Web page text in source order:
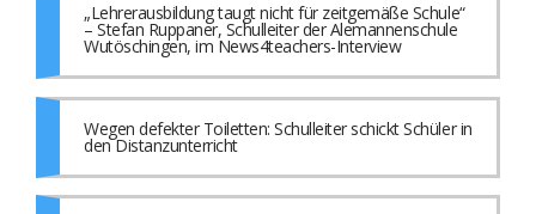
„Lehrerausbildung taugt nicht für zeitgemäße Schule“
– Stefan Ruppaner, Schulleiter der Alemannenschule
Wutöschingen, im News4teachers-Interview
Wegen defekter Toiletten: Schulleiter schickt Schüler in
den Distanzunterricht